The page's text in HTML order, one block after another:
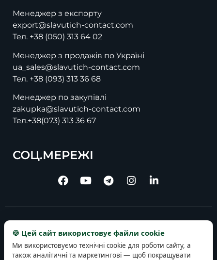
Менеджер з експорту
export@slavutich-contact.com
Тел. +38 (050) 313 64 02
Менеджер з продажів по Україні
ua_sales@slavutich-contact.com
Тел. +38 (093) 313 36 68
Менеджер по закупівлі
zakupka@slavutich-contact.com
Тел.+38(073) 313 36 67
СОЦ.МЕРЕЖІ
🍪 Цей сайт використовує файли cookie
Ми використовуємо технічні cookie для роботи сайту, а
також аналітичні та маркетингові — щоб покращувати